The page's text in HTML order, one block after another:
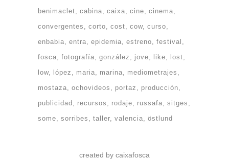
benimaclet
cabina caixa cine
cinema
convergentes
corto cost cow curso
enbabia
entra epidemia estreno
festival
fosca
fotografía gonzález jove like
lost
low
lópez maria marina
mediometrajes
mostaza
ochovideos portaz
producción
publicidad
recursos rodaje russafa
sitges
some
sorribes taller valencia östlund
created by caixafosca